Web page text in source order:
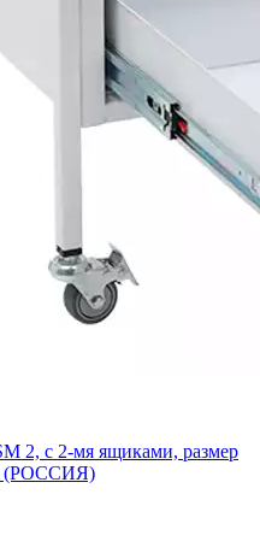
2, с 2-мя ящиками, размер
(РОССИЯ)